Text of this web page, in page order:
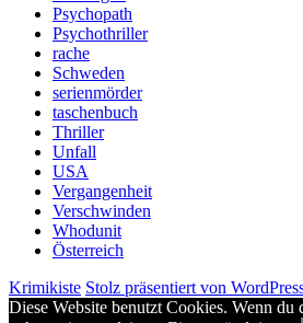
Psychopath
Psychothriller
rache
Schweden
serienmörder
taschenbuch
Thriller
Unfall
USA
Vergangenheit
Verschwinden
Whodunit
Österreich
Krimikiste Stolz präsentiert von
Diese Website benutzt Cookies. Wenn du